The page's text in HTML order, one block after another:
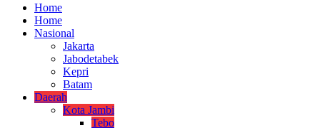
Home
Home
Nasional
Jakarta
Jabodetabek
Kepri
Batam
Daerah
Kota Jambi
Tebo